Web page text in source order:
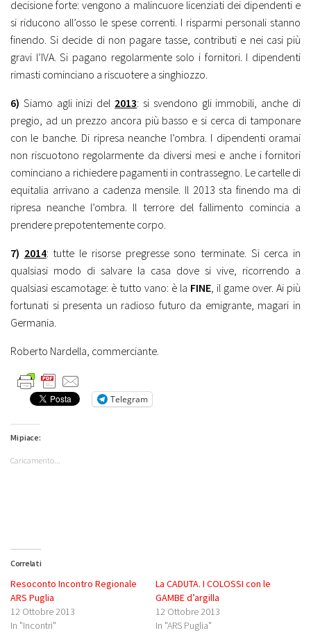
decisione forte: vengono a malincuore licenziati dei dipendenti e
si riducono all’osso le spese correnti. I risparmi personali stanno
finendo. Si decide di non pagare tasse, contributi e nei casi più
gravi l’IVA. Si pagano regolarmente solo i fornitori. I dipendenti
rimasti cominciano a riscuotere a singhiozzo.
6) Siamo agli inizi del 2013: si svendono gli immobili, anche di
pregio, ad un prezzo ancora più basso e si cerca di tamponare
con le banche. Di ripresa neanche l’ombra. I dipendenti oramai
non riscuotono regolarmente da diversi mesi e anche i fornitori
cominciano a richiedere pagamenti in contrassegno. Le cartelle di
equitalia arrivano a cadenza mensile. Il 2013 sta finendo ma di
ripresa neanche l’ombra. Il terrore del fallimento comincia a
prendere prepotentemente corpo.
7) 2014: tutte le risorse pregresse sono terminate. Si cerca in
qualsiasi modo di salvare la casa dove si vive, ricorrendo a
qualsiasi escamotage: è tutto vano: è la FINE, il game over. Ai più
fortunati si presenta un radioso futuro da emigrante, magari in
Germania.
Roberto Nardella, commerciante.
Telegram
Mi piace:
Caricamento...
Correlati
Resoconto Incontro Regionale
ARS Puglia
12 Ottobre 2013
In "Incontri"
La CADUTA. I COLOSSI con le
GAMBE d’argilla
12 Ottobre 2013
In "ARS Puglia"